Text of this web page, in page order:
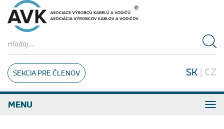
SEKCIA PRE ČLENOV SK | CZ
MENU